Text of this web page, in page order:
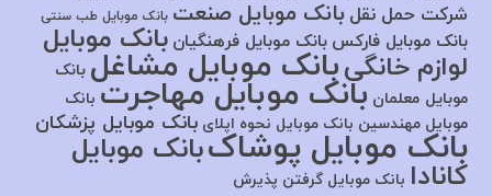
شرکت حمل نقل بانک موبایل صنعت بانک موبایل طب سنتی
بانک موبایل فارکس بانک موبایل فرهنگیان بانک موبایل
لوازم خانگیبانک موبایل مشاغلبانک
موبایل معلمان بانک موبایل مهاجرت بانک
موبایل مهندسین بانک موبایل نحوه اپلای بانک موبایل پزشکان
بانک موبایل پوشاکبانک موبایل
کانادا بانک موبایل گرفتن پذیرش